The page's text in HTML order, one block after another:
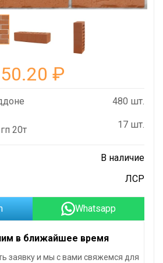
50.20 ₽
480 шт.
20т
17 шт.
В наличие
ЛСР
Whatsapp
в ближайшее время
заявку и мы с вами свяжемся для